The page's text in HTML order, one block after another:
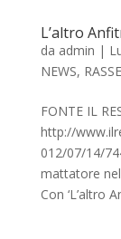
L’altro
da admin |
NEWS,
FONTE IL
http://
012/07/14/
mattatore
Con ‘L’altro